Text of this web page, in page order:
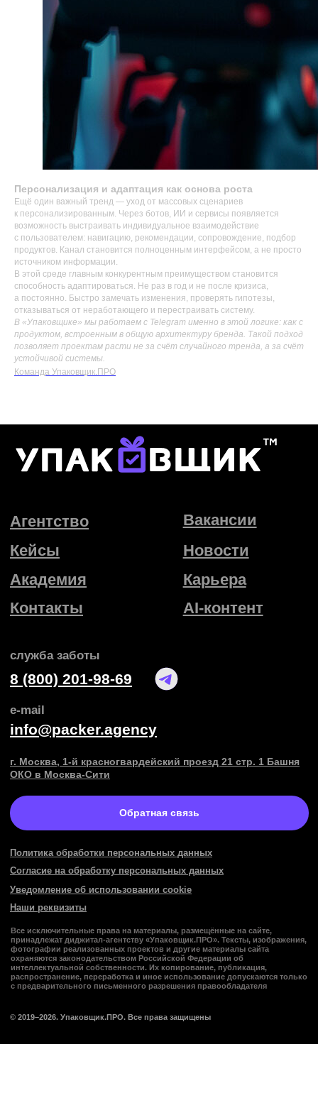
Персонализация и адаптация как основа роста
Ещё один важный тренд — уход от массовых сценариев
к персонализированным. Через ботов, ИИ и сервисы появляется
возможность выстраивать индивидуальное взаимодействие
с пользователем: навигацию, рекомендации, сопровождение, подбор
продуктов. Канал становится полноценным интерфейсом, а не просто
источником информации.
В этой среде главным конкурентным преимуществом становится
способность адаптироваться. Не раз в год и не после кризиса,
а постоянно. Быстро замечать изменения, проверять гипотезы,
отказываться от неработающего и перестраивать систему.
В «Упаковщике» мы работаем с Telegram именно в этой логике: как с
продуктом, встроенным в общую архитектуру бренда. Такой подход
позволяет проектам расти не за счёт случайного тренда, а за счёт
устойчивой системы.
Команда Упаковщик.ПРО